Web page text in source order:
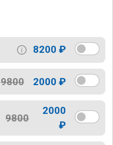
8200 ₽
9800 2000 ₽
9800
2000
₽